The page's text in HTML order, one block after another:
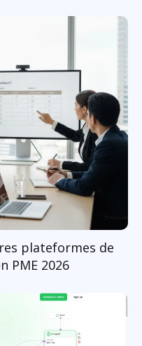
plateformes de
PME 2026